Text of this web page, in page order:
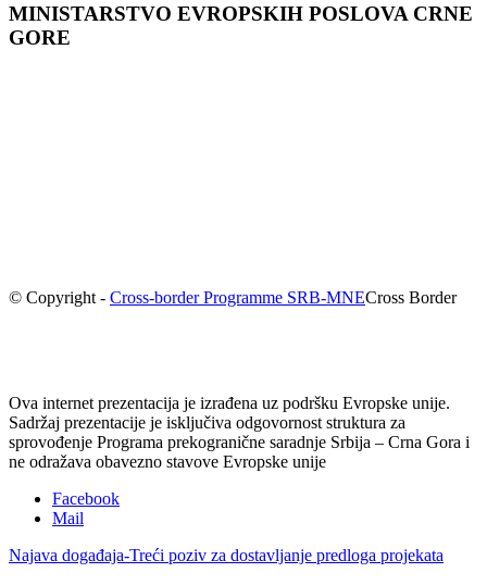
MINISTARSTVO EVROPSKIH POSLOVA CRNЕ
GORЕ
© Copyright - Cross-border Programme SRB-MNECross Border
Ova internet prezentacija je izrađena uz podršku Evropske unije.
Sadržaj prezentacije je isključiva odgovornost struktura za
sprovođenje Programa prekogranične saradnje Srbija – Crna Gora i
ne odražava obavezno stavove Evropske unije
Facebook
Mail
Najava događaja-Treći poziv za dostavljanje predloga projekata